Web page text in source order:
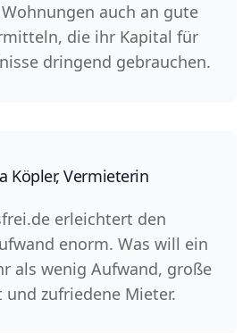
auch an gute
die ihr Kapital für
dringend gebrauchen.
Köpler, Vermieterin
erleichtert den
enorm. Was will ein
als wenig Aufwand, große
und zufriedene Mieter.